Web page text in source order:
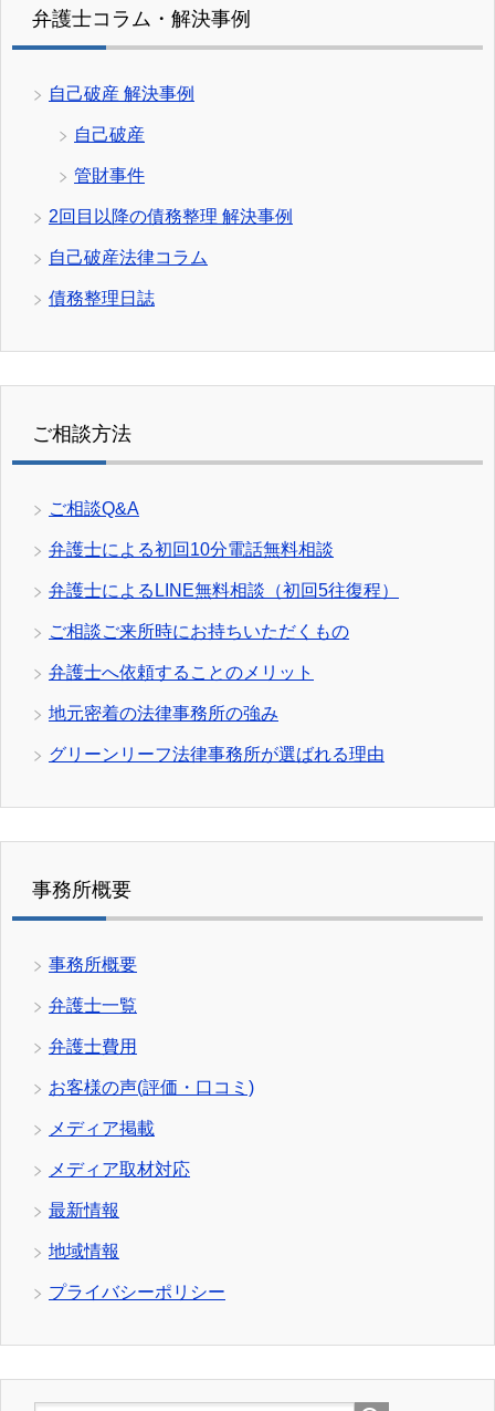
弁護士コラム・解決事例
自己破産 解決事例
自己破産
管財事件
2回目以降の債務整理 解決事例
自己破産法律コラム
債務整理日誌
ご相談方法
ご相談Q&A
弁護士による初回10分電話無料相談
弁護士によるLINE無料相談（初回5往復程）
ご相談ご来所時にお持ちいただくもの
弁護士へ依頼することのメリット
地元密着の法律事務所の強み
グリーンリーフ法律事務所が選ばれる理由
事務所概要
事務所概要
弁護士一覧
弁護士費用
お客様の声(評価・口コミ)
メディア掲載
メディア取材対応
最新情報
地域情報
プライバシーポリシー